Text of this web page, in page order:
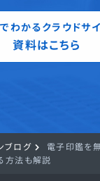
わかるクラウドサイ
資料はこちら
ブログ
電子印鑑を
方法も解説